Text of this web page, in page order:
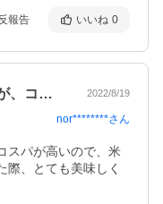
報告 いいね 0
ゴマ油で揚げ物をしていましたが、コスパ… 2022/8/19
nor********さん
スパが高いので、米
際、とても美味しく